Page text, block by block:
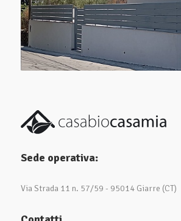
Sede operativa:
Via Strada 11 n. 57/59 - 95014 Giarre (CT)